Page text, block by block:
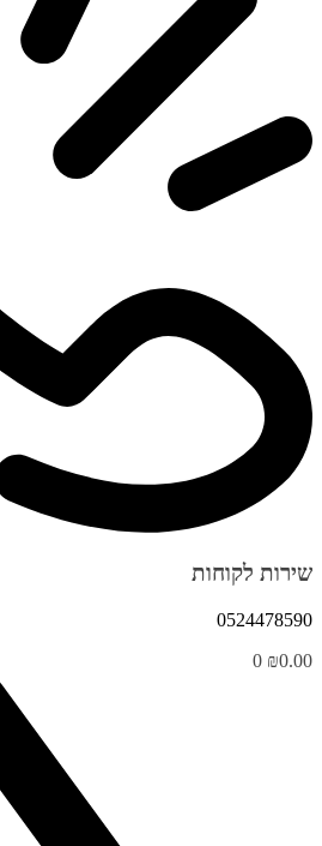
שירות לקוחות
0524478590
₪0.00
0